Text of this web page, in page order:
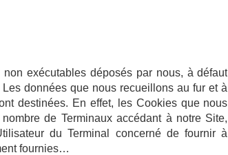
exécutables déposés par nous, à défaut
données que nous recueillons au fur et à
destinées. En effet, les Cookies que nous
de Terminaux accédant à notre Site,
du Terminal concerné de fournir à
fournies…